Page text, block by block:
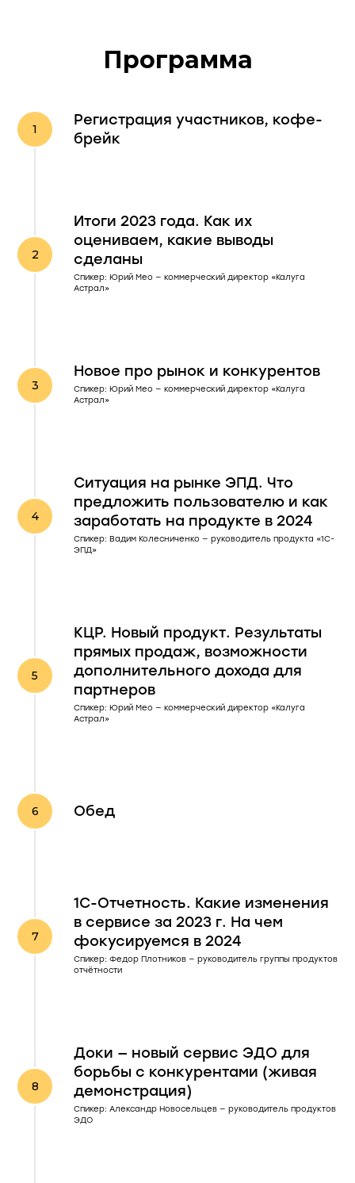
Программа
Регистрация участников, кофе-
брейк
Итоги 2023 года. Как их
оцениваем, какие выводы
сделаны
Спикер: Юрий Мео — коммерческий директор «Калуга
Астрал»
Новое про рынок и конкурентов
Спикер: Юрий Мео — коммерческий директор «Калуга
Астрал»
Ситуация на рынке ЭПД. Что
предложить пользователю и как
заработать на продукте в 2024
Спикер: Вадим Колесниченко — руководитель продукта «1С-
ЭПД»
КЦР. Новый продукт. Результаты
прямых продаж, возможности
дополнительного дохода для
партнеров
Спикер: Юрий Мео — коммерческий директор «Калуга
Астрал»
Обед
1С-Отчетность. Какие изменения
в сервисе за 2023 г. На чем
фокусируемся в 2024
Спикер: Федор Плотников — руководитель группы продуктов
отчётности
Доки — новый сервис ЭДО для
борьбы с конкурентами (живая
демонстрация)
Спикер: Александр Новосельцев — руководитель продуктов
ЭДО